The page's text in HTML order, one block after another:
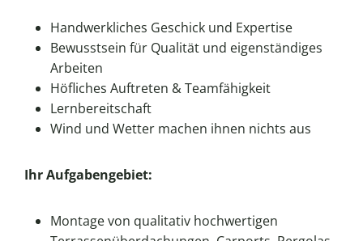
Handwerkliches Geschick und Expertise
Bewusstsein für Qualität und eigenständiges
Arbeiten
Höfliches Auftreten & Teamfähigkeit
Lernbereitschaft
Wind und Wetter machen ihnen nichts aus
Ihr Aufgabengebiet:
Montage von qualitativ hochwertigen